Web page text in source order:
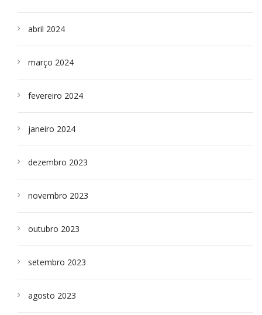
abril 2024
março 2024
fevereiro 2024
janeiro 2024
dezembro 2023
novembro 2023
outubro 2023
setembro 2023
agosto 2023